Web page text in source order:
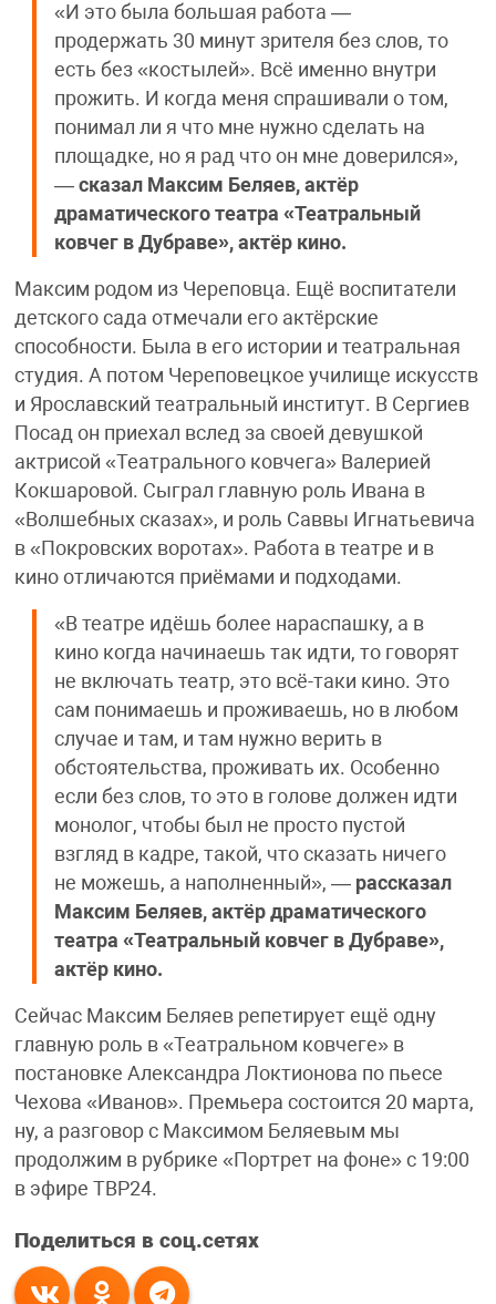
«И это была большая работа —
продержать 30 минут зрителя без слов, то
есть без «костылей». Всё именно внутри
прожить. И когда меня спрашивали о том,
понимал ли я что мне нужно сделать на
площадке, но я рад что он мне доверился»,
— сказал Максим Беляев, актёр
драматического театра «Театральный
ковчег в Дубраве», актёр кино.
Максим родом из Череповца. Ещё воспитатели
детского сада отмечали его актёрские
способности. Была в его истории и театральная
студия. А потом Череповецкое училище искусств
и Ярославский театральный институт. В Сергиев
Посад он приехал вслед за своей девушкой
актрисой «Театрального ковчега» Валерией
Кокшаровой. Сыграл главную роль Ивана в
«Волшебных сказах», и роль Саввы Игнатьевича
в «Покровских воротах». Работа в театре и в
кино отличаются приёмами и подходами.
«В театре идёшь более нараспашку, а в
кино когда начинаешь так идти, то говорят
не включать театр, это всё-таки кино. Это
сам понимаешь и проживаешь, но в любом
случае и там, и там нужно верить в
обстоятельства, проживать их. Особенно
если без слов, то это в голове должен идти
монолог, чтобы был не просто пустой
взгляд в кадре, такой, что сказать ничего
не можешь, а наполненный», — рассказал
Максим Беляев, актёр драматического
театра «Театральный ковчег в Дубраве»,
актёр кино.
Сейчас Максим Беляев репетирует ещё одну
главную роль в «Театральном ковчеге» в
постановке Александра Локтионова по пьесе
Чехова «Иванов». Премьера состоится 20 марта,
ну, а разговор с Максимом Беляевым мы
продолжим в рубрике «Портрет на фоне» с 19:00
в эфире ТВР24.
Поделиться в соц.сетях